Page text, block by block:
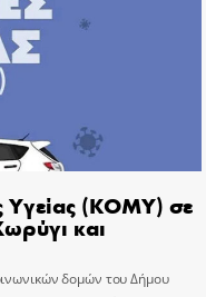
Υγείας (ΚΟΜΥ) σε
και
δομών του Δήμου